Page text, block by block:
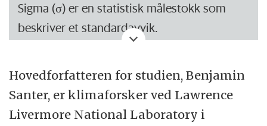
Sigma (σ) er en statistisk målestokk som
beskriver et standardavvik.
statistisk sikkerhet.
1-sigma-nivå svarer til en statistisk
Hovedforfatteren for studien, Benjamin
Santer, er klimaforsker ved Lawrence
Livermore National Laboratory i